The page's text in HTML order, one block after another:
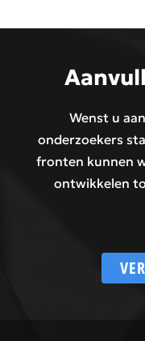
Wenst u
onderzoekers
fronten kunnen
ontwikkelen